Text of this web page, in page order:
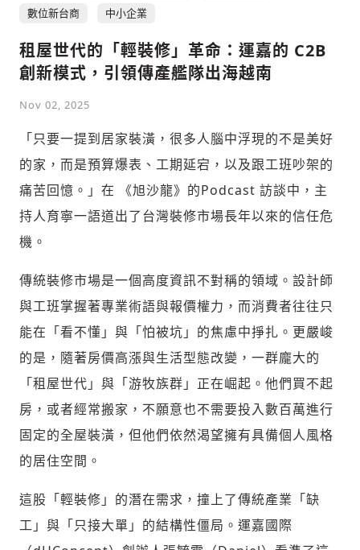
數位新台商
中小企業
租屋世代的「輕裝修」革命：運嘉的 C2B
創新模式，引領傳產艦隊出海越南
Nov 02, 2025
「只要一提到居家裝潢，很多人腦中浮現的不是美好
的家，而是預算爆表、工期延宕，以及跟工班吵架的
痛苦回憶。」在 《旭沙龍》的Podcast 訪談中，主
持人育寧一語道出了台灣裝修市場長年以來的信任危
機。
傳統裝修市場是一個高度資訊不對稱的領域。設計師
與工班掌握著專業術語與報價權力，而消費者往往只
能在「看不懂」與「怕被坑」的焦慮中掙扎。更嚴峻
的是，隨著房價高漲與生活型態改變，一群龐大的
「租屋世代」與「游牧族群」正在崛起。他們買不起
房，或者經常搬家，不願意也不需要投入數百萬進行
固定的全屋裝潢，但他們依然渴望擁有具備個人風格
的居住空間。
這股「輕裝修」的潛在需求，撞上了傳統產業「缺
工」與「只接大單」的結構性僵局。運嘉國際